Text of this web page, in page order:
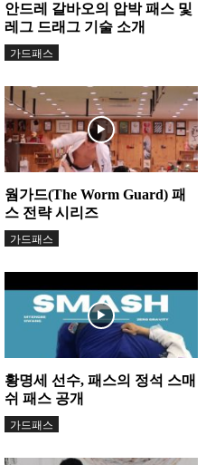
안드레 갈바오의 압박 패스 및
레그 드래그 기술 소개
가드패스
웜가드(The Worm Guard) 패
스 전략 시리즈
가드패스
황명세 선수, 패스의 정석 스매
쉬 패스 공개
가드패스